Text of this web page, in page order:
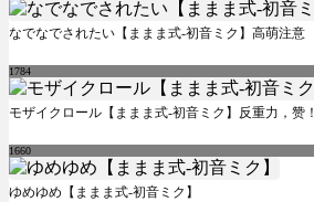
なでなでされたい【ままま式-初音ミク】高萌注意
1784
モザイクロール【ままま式-初音ミク】反重力，赞！
1660
ゆめゆめ【ままま式-初音ミク】